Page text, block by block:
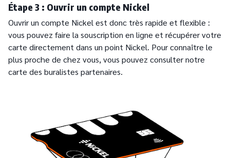
Étape 3 : Ouvrir un compte Nickel
Ouvrir un compte Nickel est donc très rapide et flexible :
vous pouvez faire la souscription en ligne et récupérer votre
carte directement dans un point Nickel. Pour connaître le
plus proche de chez vous, vous pouvez consulter notre
carte des buralistes partenaires.